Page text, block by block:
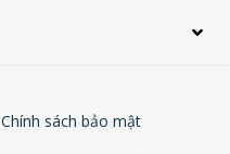
Chính sách bảo mật